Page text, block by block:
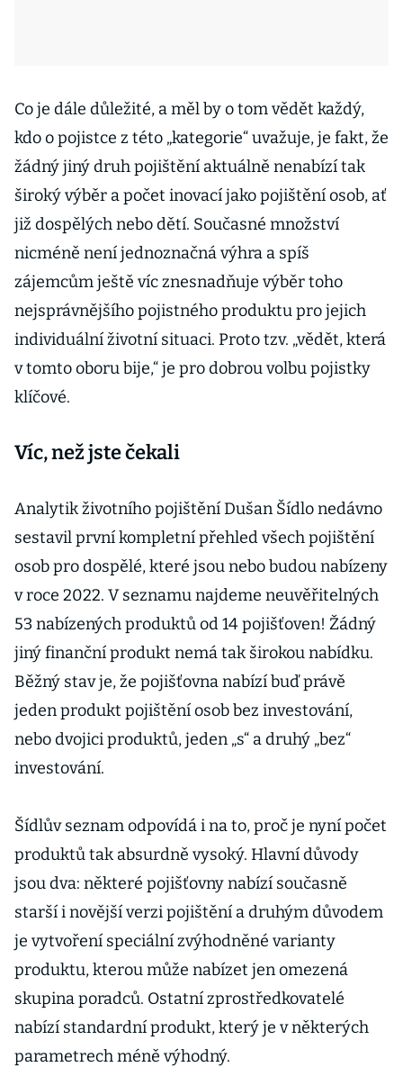
Co je dále důležité, a měl by o tom vědět každý,
kdo o pojistce z této „kategorie“ uvažuje, je fakt, že
žádný jiný druh pojištění aktuálně nenabízí tak
široký výběr a počet inovací jako pojištění osob, ať
již dospělých nebo dětí. Současné množství
nicméně není jednoznačná výhra a spíš
zájemcům ještě víc znesnadňuje výběr toho
nejsprávnějšího pojistného produktu pro jejich
individuální životní situaci. Proto tzv. „vědět, která
v tomto oboru bije,“ je pro dobrou volbu pojistky
klíčové.
Víc, než jste čekali
Analytik životního pojištění Dušan Šídlo nedávno
sestavil první kompletní přehled všech pojištění
osob pro dospělé, které jsou nebo budou nabízeny
v roce 2022. V seznamu najdeme neuvěřitelných
53 nabízených produktů od 14 pojišťoven! Žádný
jiný finanční produkt nemá tak širokou nabídku.
Běžný stav je, že pojišťovna nabízí buď právě
jeden produkt pojištění osob bez investování,
nebo dvojici produktů, jeden „s“ a druhý „bez“
investování.
Šídlův seznam odpovídá i na to, proč je nyní počet
produktů tak absurdně vysoký. Hlavní důvody
jsou dva: některé pojišťovny nabízí současně
starší i novější verzi pojištění a druhým důvodem
je vytvoření speciální zvýhodněné varianty
produktu, kterou může nabízet jen omezená
skupina poradců. Ostatní zprostředkovatelé
nabízí standardní produkt, který je v některých
parametrech méně výhodný.